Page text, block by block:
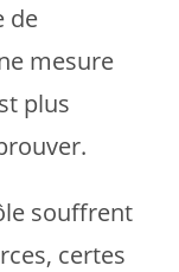
de
mesure
plus
souffrent
certes